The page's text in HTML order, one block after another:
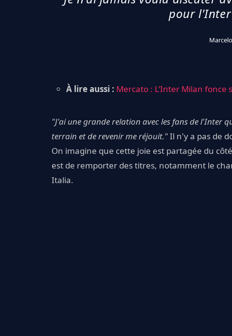
pour l'Inter
À lire aussi : Mercato : L’Inter Milan fonce
"J'ai une grande relation avec les fans de l'Inter
terrain et de revenir me réjouit."Il n'y a pas de
On imagine que cette joie est partagée du
est de remporter des titres, notamment le
Italia.